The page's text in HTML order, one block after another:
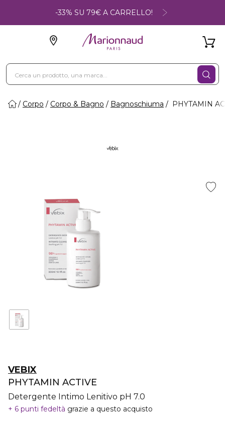
-33% SU 79€ A CARRELLO!
Corpo Corpo & Bagno Bagnoschiuma PHYTAMIN
VEBIX
PHYTAMIN ACTIVE
Detergente Intimo Lenitivo pH 7.0
6 punti fedeltà grazie a questo acquisto